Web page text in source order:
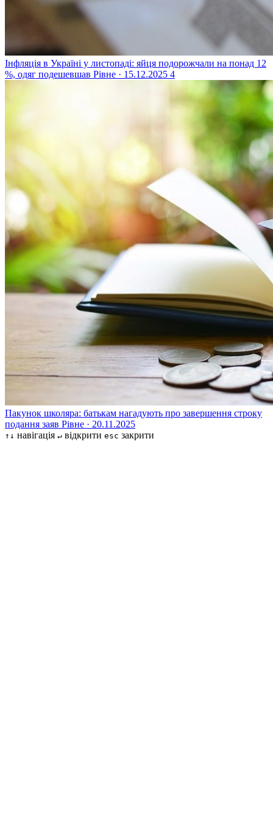
Інфляція в Україні у листопаді: яйця подорожчали на понад 12
%, одяг подешевшав Рівне · 15.12.2025 4
Пакунок школяра: батькам нагадують про завершення строку
подання заяв Рівне · 20.11.2025
↑↓ навігація ↵ відкрити esc закрити